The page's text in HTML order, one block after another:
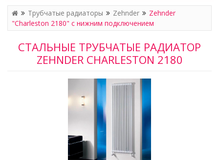
Трубчатые радиаторы Zehnder
Zehnder
"Charleston 2180" с нижним подключением
СТАЛЬНЫЕ ТРУБЧАТЫЕ РАДИАТОР
ZEHNDER CHARLESTON 2180